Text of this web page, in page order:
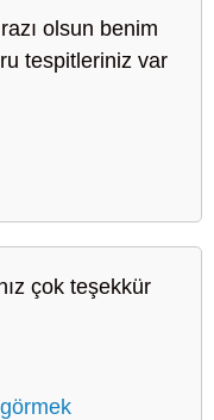
olsun benim
tespitleriniz var
çok teşekkür